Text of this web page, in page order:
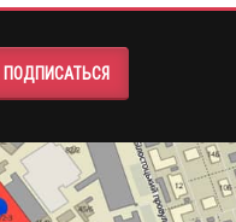
ПОДПИСАТЬСЯ